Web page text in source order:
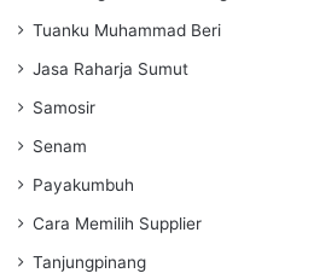
Tuanku Muhammad Beri
Jasa Raharja Sumut
Samosir
Senam
Payakumbuh
Cara Memilih Supplier
Tanjungpinang